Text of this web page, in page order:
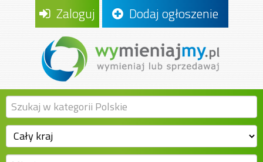
Zaloguj Dodaj ogłoszenie